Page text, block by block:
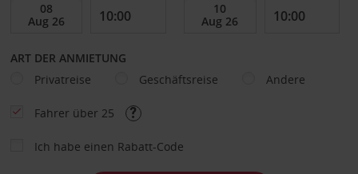
ART DER ANMIETUNG
Privatreise
Geschäftsreise Andere
Fahrer über 25
Ich habe einen Rabatt-Code